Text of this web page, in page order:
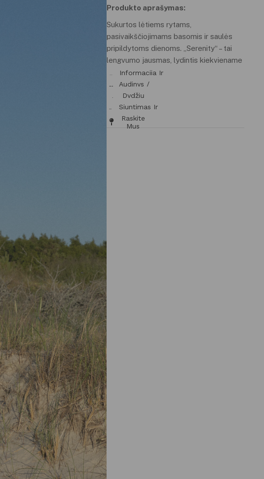
Produkto aprašymas:
Sukurtos lėtiems rytams,
pasivaikščiojimams basomis ir saulės
pripildytoms dienoms. „Serenity“ – tai
lengvumo jausmas, lydintis kiekviename
gyvenimo žingsnyje.
Informacija Ir
Tinkamumas
Audinys /
Priežiūra
Dydžių
Lentelė
Siuntimas Ir
Grąžinimas
Raskite
Mus